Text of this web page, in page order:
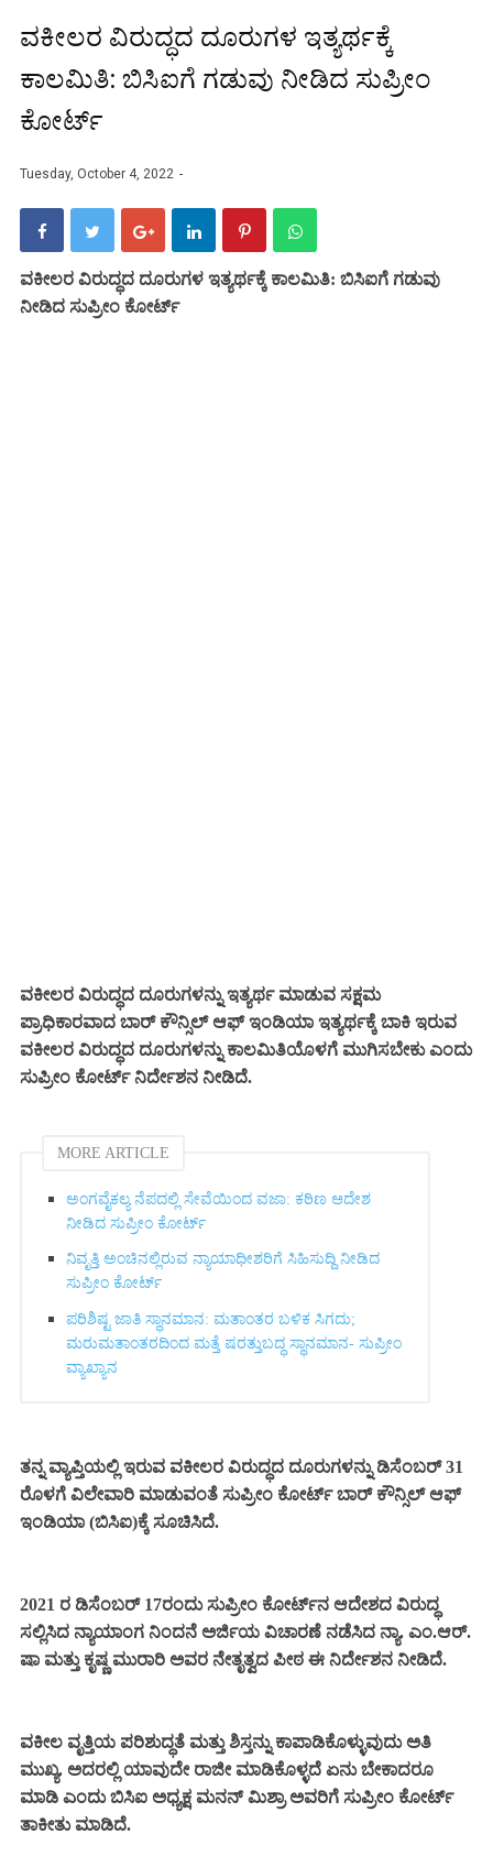
ವಕೀಲರ ವಿರುದ್ಧದ ದೂರುಗಳ ಇತ್ಯರ್ಥಕ್ಕೆ
ಕಾಲಮಿತಿ: ಬಿಸಿಐಗೆ ಗಡುವು ನೀಡಿದ ಸುಪ್ರೀಂ
ಕೋರ್ಟ್
Tuesday, October 4, 2022
ವಕೀಲರ ವಿರುದ್ಧದ ದೂರುಗಳ ಇತ್ಯರ್ಥಕ್ಕೆ ಕಾಲಮಿತಿ: ಬಿಸಿಐಗೆ ಗಡುವು
ನೀಡಿದ ಸುಪ್ರೀಂ ಕೋರ್ಟ್
ವಕೀಲರ ವಿರುದ್ಧದ ದೂರುಗಳನ್ನು ಇತ್ಯರ್ಥ ಮಾಡುವ ಸಕ್ಷಮ
ಪ್ರಾಧಿಕಾರವಾದ ಬಾರ್ ಕೌನ್ಸಿಲ್ ಆಫ್ ಇಂಡಿಯಾ ಇತ್ಯರ್ಥಕ್ಕೆ ಬಾಕಿ ಇರುವ
ವಕೀಲರ ವಿರುದ್ಧದ ದೂರುಗಳನ್ನು ಕಾಲಮಿತಿಯೊಳಗೆ ಮುಗಿಸಬೇಕು ಎಂದು
ಸುಪ್ರೀಂ ಕೋರ್ಟ್ ನಿರ್ದೇಶನ ನೀಡಿದೆ.
MORE ARTICLE
ಅಂಗವೈಕಲ್ಯ ನೆಪದಲ್ಲಿ ಸೇವೆಯಿಂದ ವಜಾ: ಕಠಿಣ ಆದೇಶ
ನೀಡಿದ ಸುಪ್ರೀಂ ಕೋರ್ಟ್‌
ನಿವೃತ್ತಿ ಅಂಚಿನಲ್ಲಿರುವ ನ್ಯಾಯಾಧೀಶರಿಗೆ ಸಿಹಿಸುದ್ದಿ ನೀಡಿದ
ಸುಪ್ರೀಂ ಕೋರ್ಟ್‌
ಪರಿಶಿಷ್ಟ ಜಾತಿ ಸ್ಥಾನಮಾನ: ಮತಾಂತರ ಬಳಿಕ ಸಿಗದು;
ಮರುಮತಾಂತರದಿಂದ ಮತ್ತೆ ಷರತ್ತುಬದ್ಧ ಸ್ಥಾನಮಾನ- ಸುಪ್ರೀಂ
ವ್ಯಾಖ್ಯಾನ
ತನ್ನ ವ್ಯಾಪ್ತಿಯಲ್ಲಿ ಇರುವ ವಕೀಲರ ವಿರುದ್ಧದ ದೂರುಗಳನ್ನು ಡಿಸೆಂಬರ್ 31
ರೊಳಗೆ ವಿಲೇವಾರಿ ಮಾಡುವಂತೆ ಸುಪ್ರೀಂ ಕೋರ್ಟ್ ಬಾರ್ ಕೌನ್ಸಿಲ್ ಆಫ್
ಇಂಡಿಯಾ (ಬಿಸಿಐ)ಕ್ಕೆ ಸೂಚಿಸಿದೆ.
2021 ರ ಡಿಸೆಂಬರ್ 17ರಂದು ಸುಪ್ರೀಂ ಕೋರ್ಟ್‌ನ ಆದೇಶದ ವಿರುದ್ಧ
ಸಲ್ಲಿಸಿದ ನ್ಯಾಯಾಂಗ ನಿಂದನೆ ಅರ್ಜಿಯ ವಿಚಾರಣೆ ನಡೆಸಿದ ನ್ಯಾ. ಎಂ.ಆರ್.
ಷಾ ಮತ್ತು ಕೃಷ್ಣ ಮುರಾರಿ ಅವರ ನೇತೃತ್ವದ ಪೀಠ ಈ ನಿರ್ದೇಶನ ನೀಡಿದೆ.
ವಕೀಲ ವೃತ್ತಿಯ ಪರಿಶುದ್ಧತೆ ಮತ್ತು ಶಿಸ್ತನ್ನು ಕಾಪಾಡಿಕೊಳ್ಳುವುದು ಅತಿ
ಮುಖ್ಯ. ಅದರಲ್ಲಿ ಯಾವುದೇ ರಾಜೀ ಮಾಡಿಕೊಳ್ಳದೆ ಏನು ಬೇಕಾದರೂ
ಮಾಡಿ ಎಂದು ಬಿಸಿಐ ಅಧ್ಯಕ್ಷ ಮನನ್ ಮಿಶ್ರಾ ಅವರಿಗೆ ಸುಪ್ರೀಂ ಕೋರ್ಟ್
ತಾಕೀತು ಮಾಡಿದೆ.